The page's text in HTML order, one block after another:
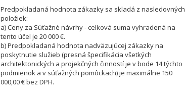
Predpokladaná hodnota zákazky sa skladá z nasledovných
položiek:
a) Ceny za Súťažné návrhy - celková suma vyhradená na
tento účel je 20 000 €.
b) Predpokladaná hodnota nadväzujúcej zákazky na
poskytnutie služieb (presná špecifikácia všetkých
architektonických a projekčných činností je v bode 14 týchto
podmienok a v súťažných pomôckach) je maximálne 150
000,00 € bez DPH.